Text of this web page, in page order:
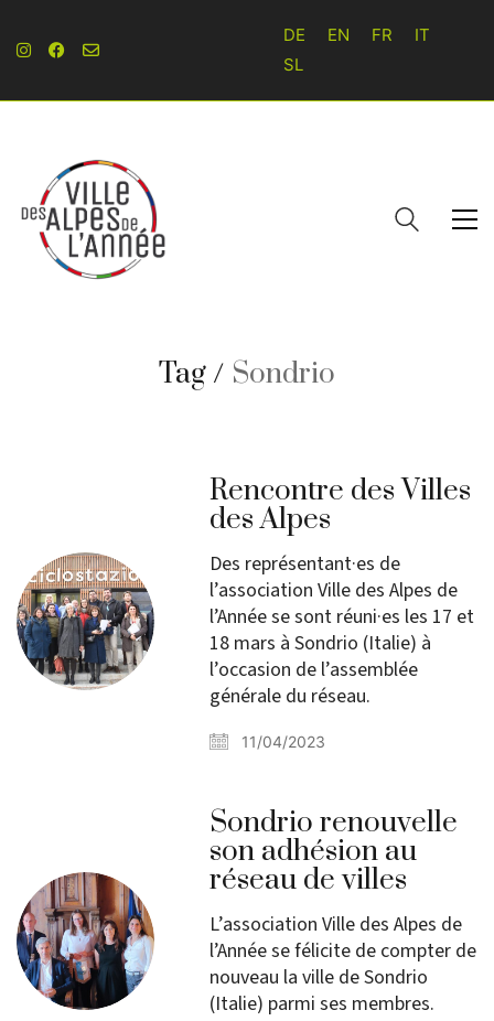
DE EN FR
IT
SL
Tag / Sondrio
Rencontre des Villes
des Alpes
Des représentant·es de
l’association Ville des Alpes de
l’Année se sont réuni·es les 17 et
18 mars à Sondrio (Italie) à
l’occasion de l’assemblée
générale du réseau.
11/04/2023
Sondrio renouvelle
son adhésion au
réseau de villes
L’association Ville des Alpes de
l’Année se félicite de compter de
nouveau la ville de Sondrio
(Italie) parmi ses membres.